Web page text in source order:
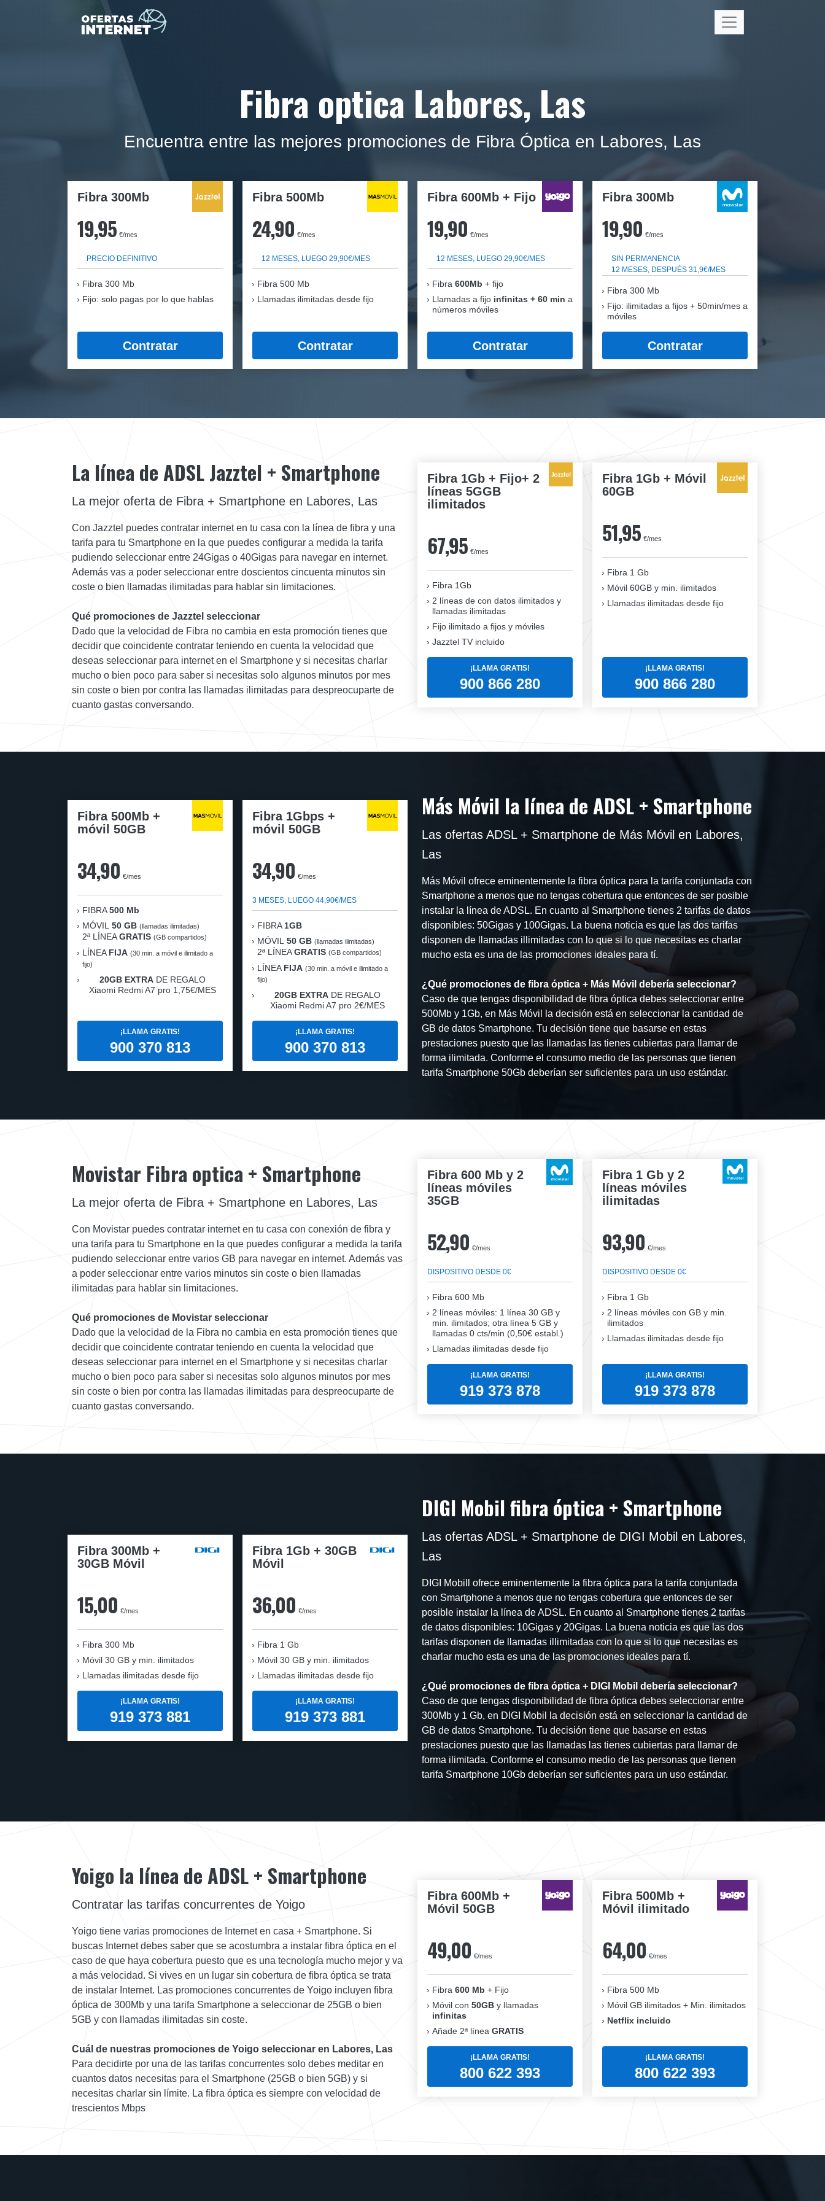
Fibra optica Labores, Las
Encuentra entre las mejores promociones de Fibra Óptica en Labores, Las
Fibra 300Mb
19,95 €/mes
PRECIO DEFINITIVO
Fibra 300 Mb
Fijo: solo pagas por lo que hablas
Contratar
Fibra 500Mb
24,90 €/mes
12 MESES, LUEGO 29,90€/MES
Fibra 500 Mb
Llamadas ilimitadas desde fijo
Contratar
Fibra 600Mb + Fijo
19,90 €/mes
12 MESES, LUEGO 29,90€/MES
Fibra 600Mb + fijo
Llamadas a fijo infinitas + 60 min a
números móviles
Contratar
Fibra 300Mb
19,90 €/mes
SIN PERMANENCIA
12 MESES, DESPUÉS 31,9€/MES
Fibra 300 Mb
Fijo: ilimitadas a fijos + 50min/mes a
móviles
Contratar
Fibra 1Gb + Fijo+ 2
líneas 5GGB
ilimitados
67,95 €/mes
Fibra 1Gb
2 líneas de con datos ilimitados y
llamadas ilimitadas
Fijo ilimitado a fijos y móviles
Jazztel TV incluido
¡LLAMA GRATIS!
900 866 280
Fibra 1Gb + Móvil
60GB
51,95 €/mes
Fibra 1 Gb
Móvil 60GB y min. ilimitados
Llamadas ilimitadas desde fijo
¡LLAMA GRATIS!
900 866 280
La línea de ADSL Jazztel + Smartphone
La mejor oferta de Fibra + Smartphone en Labores, Las
Con Jazztel puedes contratar internet en tu casa con la línea de fibra y una
tarifa para tu Smartphone en la que puedes configurar a medida la tarifa
pudiendo seleccionar entre 24Gigas o 40Gigas para navegar en internet.
Además vas a poder seleccionar entre doscientos cincuenta minutos sin
coste o bien llamadas ilimitadas para hablar sin limitaciones.
Qué promociones de Jazztel seleccionar
Dado que la velocidad de Fibra no cambia en esta promoción tienes que
decidir que coincidente contratar teniendo en cuenta la velocidad que
deseas seleccionar para internet en el Smartphone y si necesitas charlar
mucho o bien poco para saber si necesitas solo algunos minutos por mes
sin coste o bien por contra las llamadas ilimitadas para despreocuparte de
cuanto gastas conversando.
Fibra 500Mb +
móvil 50GB
34,90 €/mes
FIBRA 500 Mb
MÓVIL 50 GB (llamadas ilimitadas)
2ª LÍNEAGRATIS (GB compartidos)
LÍNEA FIJA (30 min. a móvil e ilimitado a
fijo)
20GB EXTRA DE REGALO
Xiaomi Redmi A7 pro 1,75€/MES
¡LLAMA GRATIS!
900 370 813
Fibra 1Gbps +
móvil 50GB
34,90 €/mes
3 MESES, LUEGO 44,90€/MES
FIBRA 1GB
MÓVIL 50 GB (llamadas ilimitadas)
2ª LÍNEAGRATIS (GB compartidos)
LÍNEA FIJA (30 min. a móvil e ilimitado a
fijo)
20GB EXTRA DE REGALO
Xiaomi Redmi A7 pro 2€/MES
¡LLAMA GRATIS!
900 370 813
Más Móvil la línea de ADSL + Smartphone
Las ofertas ADSL + Smartphone de Más Móvil en Labores,
Las
Más Móvil ofrece eminentemente la fibra óptica para la tarifa conjuntada con
Smartphone a menos que no tengas cobertura que entonces de ser posible
instalar la línea de ADSL. En cuanto al Smartphone tienes 2 tarifas de datos
disponibles: 50Gigas y 100Gigas. La buena noticia es que las dos tarifas
disponen de llamadas illimitadas con lo que si lo que necesitas es charlar
mucho esta es una de las promociones ideales para tí.
¿Qué promociones de fibra óptica + Más Móvil debería seleccionar?
Caso de que tengas disponibilidad de fibra óptica debes seleccionar entre
500Mb y 1Gb, en Más Móvil la decisión está en seleccionar la cantidad de
GB de datos Smartphone. Tu decisión tiene que basarse en estas
prestaciones puesto que las llamadas las tienes cubiertas para llamar de
forma ilimitada. Conforme el consumo medio de las personas que tienen
tarifa Smartphone 50Gb deberían ser suficientes para un uso estándar.
Fibra 600 Mb y 2
líneas móviles
35GB
52,90 €/mes
DISPOSITIVO DESDE 0€
Fibra 600 Mb
2 líneas móviles: 1 línea 30 GB y
min. ilimitados; otra línea 5 GB y
llamadas 0 cts/min (0,50€ establ.)
Llamadas ilimitadas desde fijo
¡LLAMA GRATIS!
919 373 878
Fibra 1 Gb y 2
líneas móviles
ilimitadas
93,90 €/mes
DISPOSITIVO DESDE 0€
Fibra 1 Gb
2 líneas móviles con GB y min.
ilimitados
Llamadas ilimitadas desde fijo
¡LLAMA GRATIS!
919 373 878
Movistar Fibra optica + Smartphone
La mejor oferta de Fibra + Smartphone en Labores, Las
Con Movistar puedes contratar internet en tu casa con conexión de fibra y
una tarifa para tu Smartphone en la que puedes configurar a medida la tarifa
pudiendo seleccionar entre varios GB para navegar en internet. Además vas
a poder seleccionar entre varios minutos sin coste o bien llamadas
ilimitadas para hablar sin limitaciones.
Qué promociones de Movistar seleccionar
Dado que la velocidad de la Fibra no cambia en esta promoción tienes que
decidir que coincidente contratar teniendo en cuenta la velocidad que
deseas seleccionar para internet en el Smartphone y si necesitas charlar
mucho o bien poco para saber si necesitas solo algunos minutos por mes
sin coste o bien por contra las llamadas ilimitadas para despreocuparte de
cuanto gastas conversando.
Fibra 300Mb +
30GB Móvil
15,00 €/mes
Fibra 300 Mb
Móvil 30 GB y min. ilimitados
Llamadas ilimitadas desde fijo
¡LLAMA GRATIS!
919 373 881
Fibra 1Gb + 30GB
Móvil
36,00 €/mes
Fibra 1 Gb
Móvil 30 GB y min. ilimitados
Llamadas ilimitadas desde fijo
¡LLAMA GRATIS!
919 373 881
DIGI Mobil fibra óptica + Smartphone
Las ofertas ADSL + Smartphone de DIGI Mobil en Labores,
Las
DIGI Mobill ofrece eminentemente la fibra óptica para la tarifa conjuntada
con Smartphone a menos que no tengas cobertura que entonces de ser
posible instalar la línea de ADSL. En cuanto al Smartphone tienes 2 tarifas
de datos disponibles: 10Gigas y 20Gigas. La buena noticia es que las dos
tarifas disponen de llamadas illimitadas con lo que si lo que necesitas es
charlar mucho esta es una de las promociones ideales para tí.
¿Qué promociones de fibra óptica + DIGI Mobil debería seleccionar?
Caso de que tengas disponibilidad de fibra óptica debes seleccionar entre
300Mb y 1 Gb, en DIGI Mobil la decisión está en seleccionar la cantidad de
GB de datos Smartphone. Tu decisión tiene que basarse en estas
prestaciones puesto que las llamadas las tienes cubiertas para llamar de
forma ilimitada. Conforme el consumo medio de las personas que tienen
tarifa Smartphone 10Gb deberían ser suficientes para un uso estándar.
Fibra 600Mb +
Móvil 50GB
49,00 €/mes
Fibra 600 Mb + Fijo
Móvil con 50GB y llamadas
infinitas
Añade 2ª línea GRATIS
¡LLAMA GRATIS!
800 622 393
Fibra 500Mb +
Móvil ilimitado
64,00 €/mes
Fibra 500 Mb
Móvil GB ilimitados + Min. ilimitados
Netflix incluido
¡LLAMA GRATIS!
800 622 393
Yoigo la línea de ADSL + Smartphone
Contratar las tarifas concurrentes de Yoigo
Yoigo tiene varias promociones de Internet en casa + Smartphone. Si
buscas Internet debes saber que se acostumbra a instalar fibra óptica en el
caso de que haya cobertura puesto que es una tecnología mucho mejor y va
a más velocidad. Si vives en un lugar sin cobertura de fibra óptica se trata
de instalar Internet. Las promociones concurrentes de Yoigo incluyen fibra
óptica de 300Mb y una tarifa Smartphone a seleccionar de 25GB o bien
5GB y con llamadas ilimitadas sin coste.
Cuál de nuestras promociones de Yoigo seleccionar en Labores, Las
Para decidirte por una de las tarifas concurrentes solo debes meditar en
cuantos datos necesitas para el Smartphone (25GB o bien 5GB) y si
necesitas charlar sin límite. La fibra óptica es siempre con velocidad de
trescientos Mbps